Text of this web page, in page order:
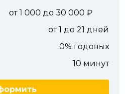
от 1 000 до 30 000
от 1 до 21 дней
0% годовых
10 минут